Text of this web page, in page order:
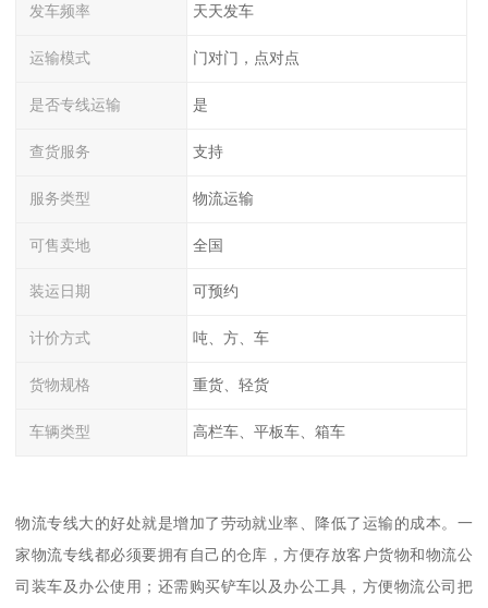
发车频率 天天发车
运输模式 门对门，点对点
是否专线运输 是
查货服务 支持
服务类型 物流运输
可售卖地 全国
装运日期 可预约
计价方式 吨、方、车
货物规格 重货、轻货
车辆类型 高栏车、平板车、箱车
物流专线大的好处就是增加了劳动就业率、降低了运输的成本。一
家物流专线都必须要拥有自己的仓库，方便存放客户货物和物流公
司装车及办公使用；还需购买铲车以及办公工具，方便物流公司把